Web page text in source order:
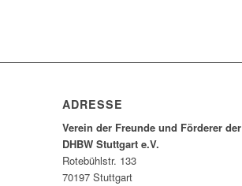
ADRESSE
Verein der Freunde und Förderer der
DHBW Stuttgart e.V.
Rotebühlstr. 133
70197 Stuttgart